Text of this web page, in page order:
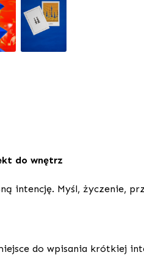
do wnętrz
intencję. Myśl, życzenie,
do wpisania krótkiej